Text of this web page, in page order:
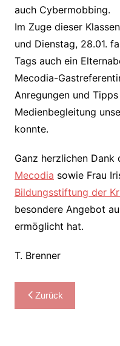
auch Cybermobbing.
Im Zuge dieser
und Dienstag, 28.01.
Tags auch ein
Mecodia-
Anregungen und
Medienbegleitung
konnte.
Ganz herzlichen Dank
Mecodia sowie Frau
Bildungsstiftung der
besondere Angebot
ermöglicht hat.
T. Brenner
Zurück